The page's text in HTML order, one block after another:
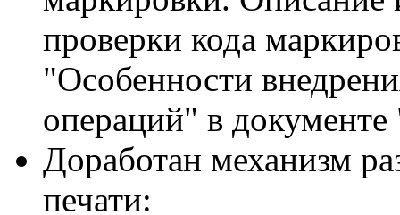
проверки кода
"Особенности
операций" в
Доработан механизм
печати: